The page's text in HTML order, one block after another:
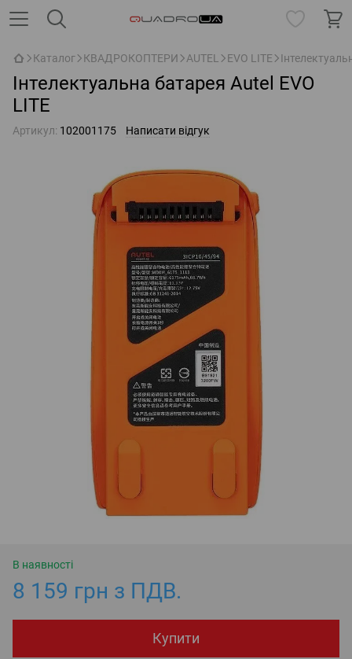
Каталог КВАДРОКОПТЕРИ AUTEL EVO LITE
Інтелектуальна батарея Autel EVO
LITE
Артикул: 102001175 Написати відгук
В наявності
8 159 грн з ПДВ.
Купити